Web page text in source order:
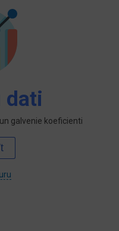
dati
galvenie koeficienti